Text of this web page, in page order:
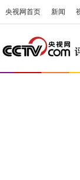
央视网首页 新闻